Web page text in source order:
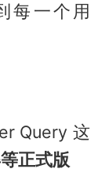
每一个用
Query 这
正式版